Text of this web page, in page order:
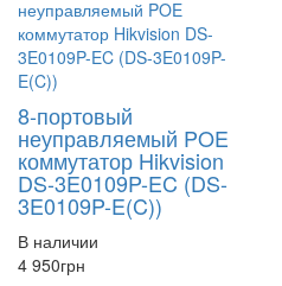
8-портовый
неуправляемый POE
коммутатор Hikvision
DS-3E0109P-EC (DS-
3E0109P-E(C))
В наличии
4 950грн